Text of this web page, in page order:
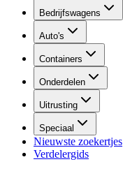
Bedrijfswagens
Auto's
Containers
Onderdelen
Uitrusting
Speciaal
Nieuwste zoekertjes
Verdelergids